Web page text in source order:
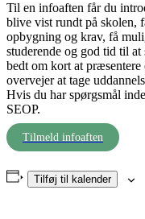
Til en infoaften får du
blive vist rundt på skolen,
opbygning og krav, få
studerende og god tid til
bedt om kort at
overvejer at tage
Hvis du har spørgsmål
SEOP.
Tilmeld infoaften
Tilføj til kalender